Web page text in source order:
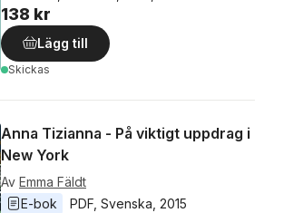
138 kr
Lägg till
Skickas
Anna Tizianna - På viktigt uppdrag i
New York
Av Emma Fäldt
E-bok
PDF Svenska 2015